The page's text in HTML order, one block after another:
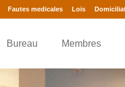
Fautes medicales Lois
Bureau Membres